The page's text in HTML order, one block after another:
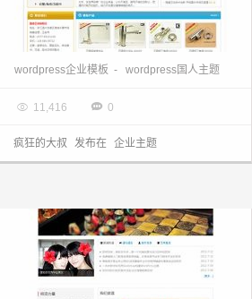
wordpress企业主题：公司kande主题
wordpress企业模板 - wordpress国人主题
 11,416  0
疯狂的大叔 发布在 企业主题